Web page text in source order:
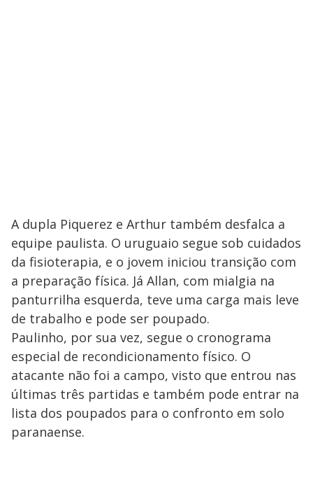
A dupla Piquerez e Arthur também desfalca a
equipe paulista. O uruguaio segue sob cuidados
da fisioterapia, e o jovem iniciou transição com
a preparação física. Já Allan, com mialgia na
panturrilha esquerda, teve uma carga mais leve
de trabalho e pode ser poupado.
Paulinho, por sua vez, segue o cronograma
especial de recondicionamento físico. O
atacante não foi a campo, visto que entrou nas
últimas três partidas e também pode entrar na
lista dos poupados para o confronto em solo
paranaense.